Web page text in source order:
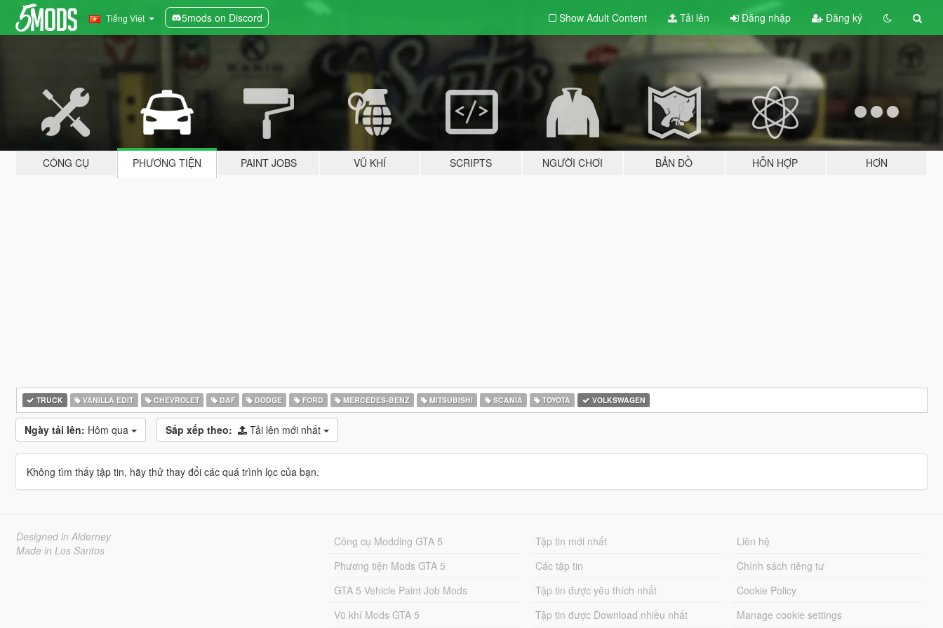
Tiếng Việt 5mods on Discord Show Adult Content Tải lên Đăng nhập Đăng ký
CÔNG CỤ PHƯƠNG TIỆN PAINT JOBS VŨ KHÍ SCRIPTS NGƯỜI CHƠI BẢN ĐỒ HỖN HỢP HƠN
TRUCK VANILLA EDIT CHEVROLET DAF DODGE FORD MERCEDES-BENZ MITSUBISHI SCANIA TOYOTA VOLKSWAGEN
Ngày tải lên: Hôm qua Sắp xếp theo: Tải lên mới nhất
Không tìm thấy tập tin, hãy thử thay đổi các quá trình lọc của bạn.
Designed in Alderney
Made in Los Santos
Công cụ Modding GTA 5
Phương tiện Mods GTA 5
GTA 5 Vehicle Paint Job Mods
Vũ khí Mods GTA 5
Tập tin mới nhất
Các tập tin
Tập tin được yêu thích nhất
Tập tin được Download nhiều nhất
Liên hệ
Chính sách riêng tư
Cookie Policy
Manage cookie settings